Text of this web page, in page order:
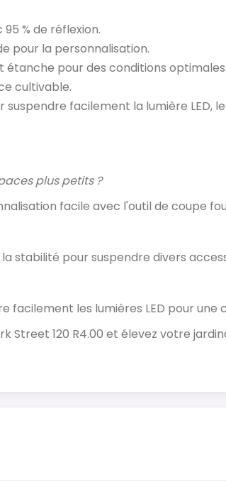
95 % de réflexion.
pour la personnalisation.
étanche pour des conditions optimales.
cultivable.
suspendre facilement la lumière LED,
plus petits ?
facile avec l'outil de coupe
stabilité pour suspendre divers
facilement les lumières LED pour une
120 R4.00 et élevez votre